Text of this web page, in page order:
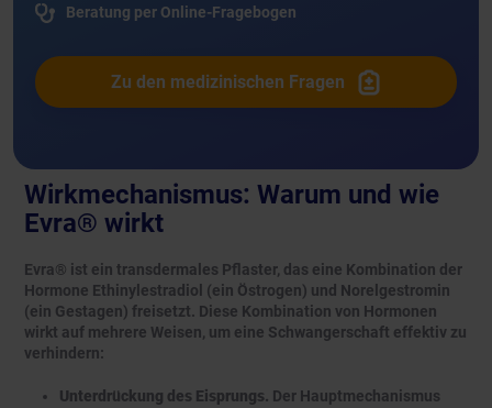
Wirkmechanismus: Warum und wie
Evra® wirkt
Evra® ist ein transdermales Pflaster, das eine Kombination der
Hormone Ethinylestradiol (ein Östrogen) und Norelgestromin
(ein Gestagen) freisetzt. Diese Kombination von Hormonen
wirkt auf mehrere Weisen, um eine Schwangerschaft effektiv zu
verhindern:
Unterdrückung des Eisprungs. Der Hauptmechanismus
Beratung per Online-Fragebogen
Zu den medizinischen Fragen